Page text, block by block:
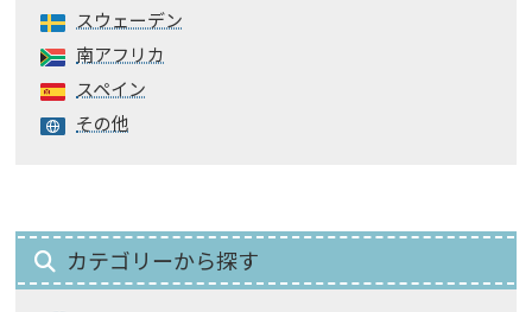
スウェーデン
南アフリカ
スペイン
その他
カテゴリーから探す